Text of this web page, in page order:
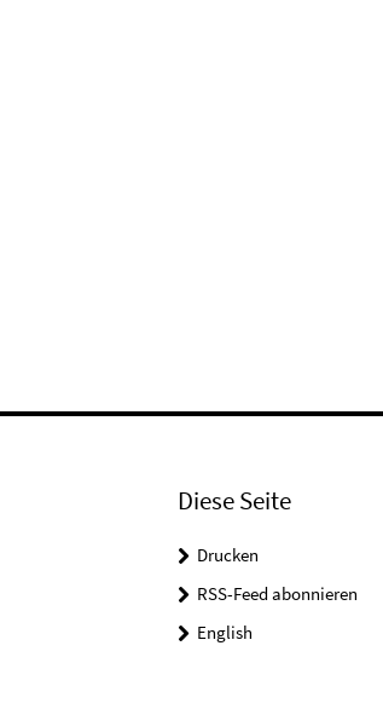
Diese Seite
Drucken
RSS-Feed abonnieren
English